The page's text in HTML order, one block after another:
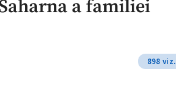
a familiei
898 viz.